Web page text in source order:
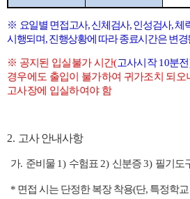
※ 요일별 면접고사,신체검사, 인성검사,체
시행되며,진행상황에 따라 종료시간은 변경
※ 공지된 입실불가 시간(고사시작10분전
경우에도 출입이 불가하여 귀가조치 되오
고사장에 입실하여야 함
2. 고사 안내사항
가. 준비물 1) 수험표 2) 신분증3) 필기도
* 면접 시는 단정한 복장 착용(단, 특정학